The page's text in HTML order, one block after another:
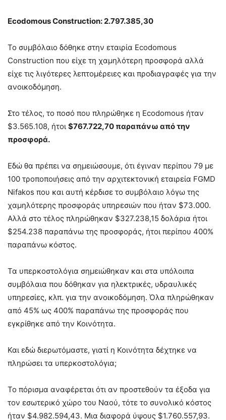
Ecodomous Construction:2.797.385,30
Το συμβόλαιο δόθηκε στην εταιρία Ecodomous
Construction που είχε τη χαμηλότερη προσφορά αλλά
είχε τις λιγότερες λεπτομέρειες και προδιαγραφές για την
ανοικοδόμηση.
Στο τέλος, το ποσό που πληρώθηκε η Ecodomous ήταν
$3.565.108, ήτοι $767.722,70 παραπάνω από την
προσφορά.
Εδώ θα πρέπει να σημειώσουμε, ότι έγιναν περίπου 79 με
100 τροποποιήσεις από την αρχιτεκτονική εταιρεία FGMD
Nifakos που και αυτή κέρδισε το συμβόλαιο λόγω της
χαμηλότερης προσφοράς υπηρεσιών που ήταν $73.000.
Αλλά στο τέλος πληρώθηκαν $327.238,15 δολάρια ήτοι
$254.238 παραπάνω της προσφοράς, ήτοι περίπου 400%
παραπάνω κόστος.
Τα υπερκοστολόγια σημειώθηκαν και στα υπόλοιπα
συμβόλαια που δόθηκαν για ηλεκτρικές, υδραυλικές
υπηρεσίες, κλπ. για την ανοικοδόμηση. Όλα πληρώθηκαν
από 45% ως 400% παραπάνω της προσφοράς που
εγκρίθηκε από την Κοινότητα.
Και εδώ διερωτόμαστε, γιατί η Κοινότητα δέχτηκε να
πληρώσει τα υπερκοστολόγια;
Το πόρισμα αναφέρεται ότι αν προστεθούν τα έξοδα για
τον εσωτερικό χώρο του Ναού, τότε το συνολικό κόστος
ήταν $4.982.594,43. Μια διαφορά ύψους $1.760.557,93.